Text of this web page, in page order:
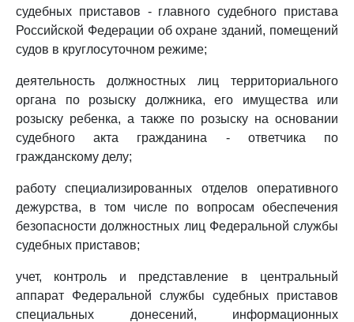
судебных приставов - главного судебного пристава
Российской Федерации об охране зданий, помещений
судов в круглосуточном режиме;
деятельность должностных лиц территориального
органа по розыску должника, его имущества или
розыску ребенка, а также по розыску на основании
судебного акта гражданина - ответчика по
гражданскому делу;
работу специализированных отделов оперативного
дежурства, в том числе по вопросам обеспечения
безопасности должностных лиц Федеральной службы
судебных приставов;
учет, контроль и представление в центральный
аппарат Федеральной службы судебных приставов
специальных донесений, информационных